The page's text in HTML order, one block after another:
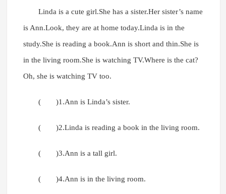
Linda is a cute girl.She has a sister.Her sister’s name
is Ann.Look, they are at home today.Linda is in the
study.She is reading a book.Ann is short and thin.She is
in the living room.She is watching TV.Where is the cat?
Oh, she is watching TV too.
( )1.Ann is Linda’s sister.
( )2.Linda is reading a book in the living room.
( )3.Ann is a tall girl.
( )4.Ann is in the living room.